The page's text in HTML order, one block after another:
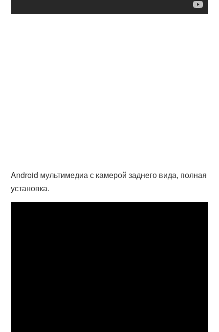
Android мультимедиа с камерой заднего вида, полная
установка.